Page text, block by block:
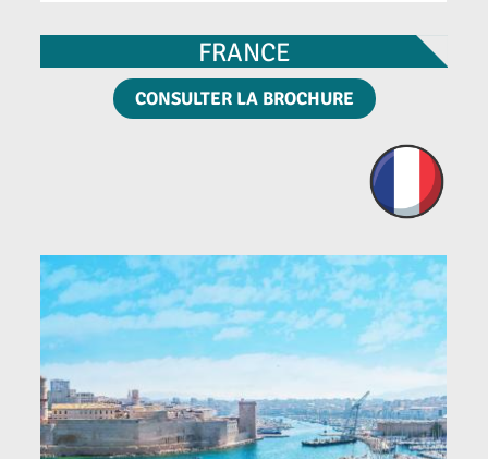
FRANCE
CONSULTER LA BROCHURE